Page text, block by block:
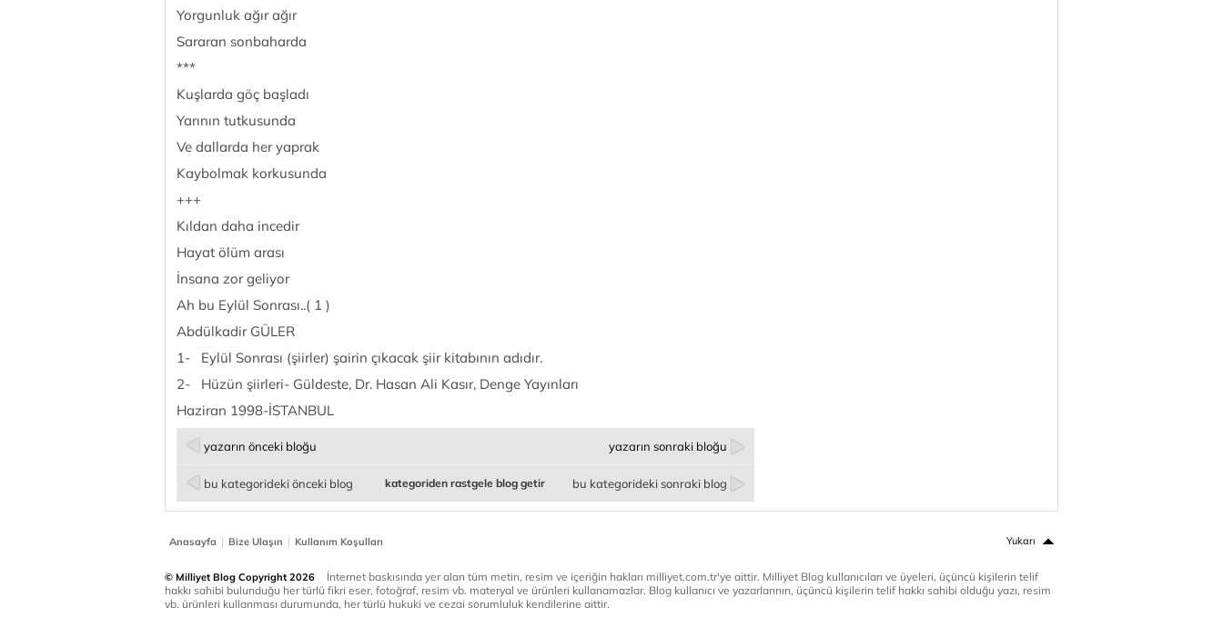
Yorgunluk ağır ağır
Sararan sonbaharda
***
Kuşlarda göç başladı
Yarının tutkusunda
Ve dallarda her yaprak
Kaybolmak korkusunda
+++
Kıldan daha incedir
Hayat ölüm arası
İnsana zor geliyor
Ah bu Eylül Sonrası..( 1 )
Abdülkadir GÜLER
1- Eylül Sonrası (şiirler) şairin çıkacak şiir kitabının adıdır.
2- Hüzün şiirleri- Güldeste, Dr. Hasan Ali Kasır, Denge Yayınları
Haziran 1998-İSTANBUL
yazarın önceki bloğu yazarın sonraki bloğu
bu kategorideki önceki blog bu kategorideki sonraki blog
kategoriden rastgele blog getir
Anasayfa | Bize Ulaşın | Kullanım Koşulları Yukarı
© Milliyet Blog Copyright 2026
İnternet baskısında yer alan tüm metin, resim ve içeriğin hakları milliyet.com.tr'ye aittir. Milliyet Blog kullanıcıları ve üyeleri, üçüncü kişilerin telif
hakkı sahibi bulunduğu her türlü fikri eser, fotoğraf, resim vb. materyal ve ürünleri kullanamazlar. Blog kullanıcı ve yazarlarının, üçüncü kişilerin telif hakkı sahibi olduğu yazı, resim
vb. ürünleri kullanması durumunda, her türlü hukuki ve cezai sorumluluk kendilerine aittir.